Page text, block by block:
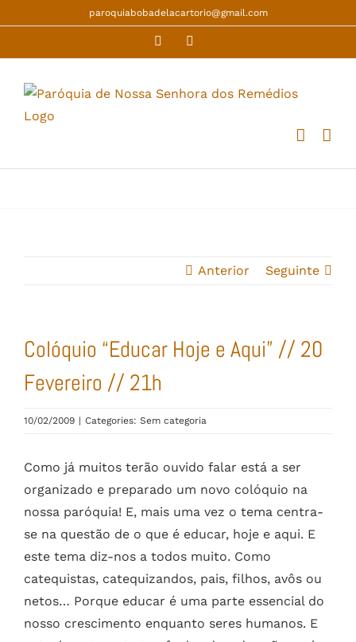
content
paroquiabobadelacartorio@gmail.com
Facebook
Anterior Seguinte
Colóquio “Educar Hoje e Aqui” // 20
Fevereiro // 21h
10/02/2009 | Categories: Sem categoria
Como já muitos terão ouvido falar está a ser
organizado e preparado um novo colóquio na
nossa paróquia! E, mais uma vez o tema centra-
se na questão de o que é educar, hoje e aqui. E
este tema diz-nos a todos muito. Como
catequistas, catequizandos, pais, filhos, avôs ou
netos… Porque educar é uma parte essencial do
nosso crescimento enquanto seres humanos. E